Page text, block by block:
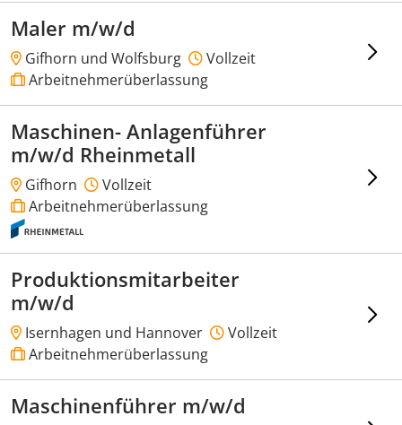
Maler m/w/d
Gifhorn und Wolfsburg
Vollzeit
Arbeitnehmerüberlassung
Maschinen- Anlagenführer
m/w/d Rheinmetall
Gifhorn
Vollzeit
Arbeitnehmerüberlassung
Produktionsmitarbeiter
m/w/d
Isernhagen und Hannover
Vollzeit
Arbeitnehmerüberlassung
Maschinenführer m/w/d